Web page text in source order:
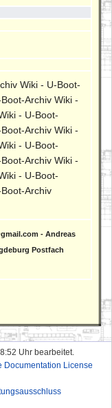
Wiki - U-Boot-
Archiv Wiki -
- U-Boot-
Archiv Wiki -
- U-Boot-
Archiv Wiki -
- U-Boot-
Archiv
- Andreas
Postfach
Uhr bearbeitet.
Documentation License